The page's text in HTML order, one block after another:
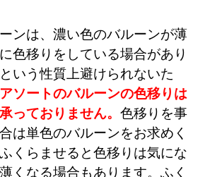
ンは、濃い色のバルーンが薄
色移りをしている場合があり
いう性質上避けられないた
アソートのバルーンの色移りは
っておりません。色移りを事
は単色のバルーンをお求めく
くらませると色移りは気にな
くなる場合もあります。ふく